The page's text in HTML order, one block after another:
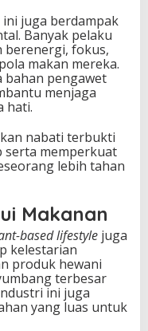
juga berdampak
Banyak pelaku
berenergi, fokus,
makan mereka.
bahan pengawet
menjaga
hati.
nabati terbukti
serta memperkuat
lebih tahan
Makanan
based lifestyle juga
kelestarian
produk hewani
terbesar
ini juga
yang luas untuk